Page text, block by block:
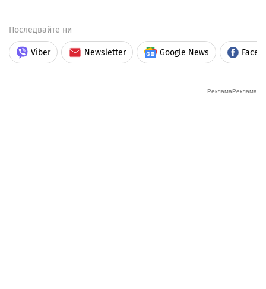
Последвайте ни
Viber Newsletter Google News